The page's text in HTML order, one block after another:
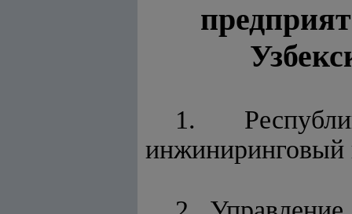
1.
инжиниринговый